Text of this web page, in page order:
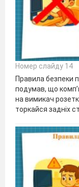
Номер слайду 14
Правила безпеки
подумав, що
на вимикач
торкайся задніх